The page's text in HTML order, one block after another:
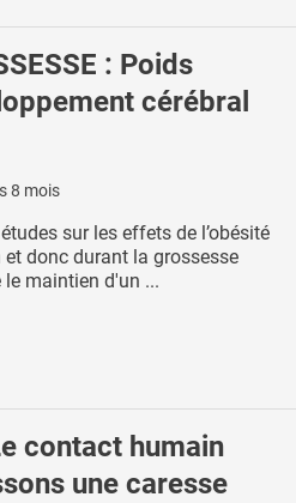
: Poids
cérébral
8 mois
sur les effets de l’obésité
donc durant la grossesse
maintien d'un ...
contact humain
une caresse